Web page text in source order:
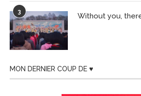
3 Without you,
MON DERNIER COUP DE ♥